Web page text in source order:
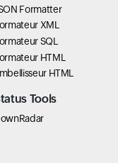
Formatter
XML
SQL
HTML
HTML
Tools